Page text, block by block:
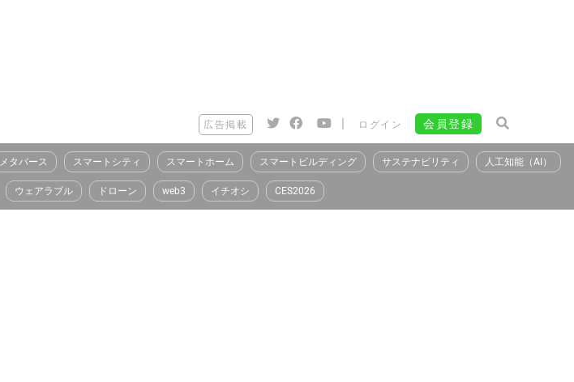
広告掲載 | ログイン 会員登録
メタバース スマートシティ スマートホーム スマートビルディング サステナビリティ 人工知能（AI）
ウェアラブル ドローン web3 イチオシ CES2026